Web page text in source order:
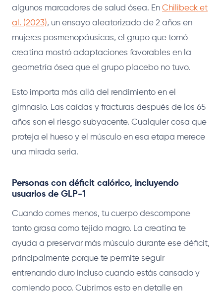
algunos marcadores de salud ósea. En Chilibeck et
al. (2023), un ensayo aleatorizado de 2 años en
mujeres posmenopáusicas, el grupo que tomó
creatina mostró adaptaciones favorables en la
geometría ósea que el grupo placebo no tuvo.
Esto importa más allá del rendimiento en el
gimnasio. Las caídas y fracturas después de los 65
años son el riesgo subyacente. Cualquier cosa que
proteja el hueso y el músculo en esa etapa merece
una mirada seria.
Personas con déficit calórico, incluyendo
usuarios de GLP-1
Cuando comes menos, tu cuerpo descompone
tanto grasa como tejido magro. La creatina te
ayuda a preservar más músculo durante ese déficit,
principalmente porque te permite seguir
entrenando duro incluso cuando estás cansado y
comiendo poco. Cubrimos esto en detalle en